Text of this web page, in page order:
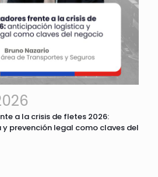
a la crisis de fletes 2026:
prevención legal como claves del